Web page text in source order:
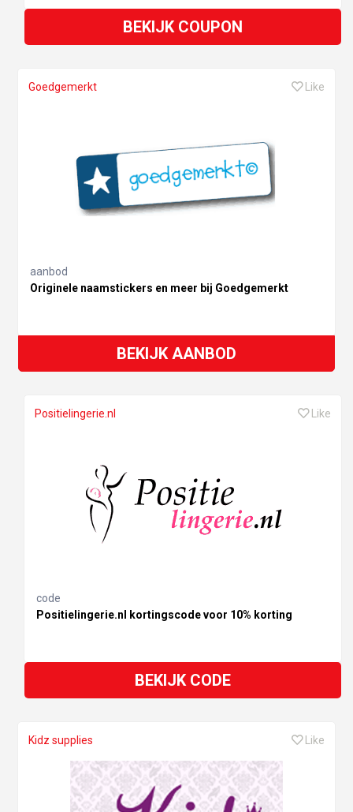
BEKIJK COUPON
Goedgemerkt Like
aanbod
Originele naamstickers en meer bij Goedgemerkt
BEKIJK AANBOD
Positielingerie.nl Like
code
Positielingerie.nl kortingscode voor 10% korting
BEKIJK CODE
Kidz supplies Like